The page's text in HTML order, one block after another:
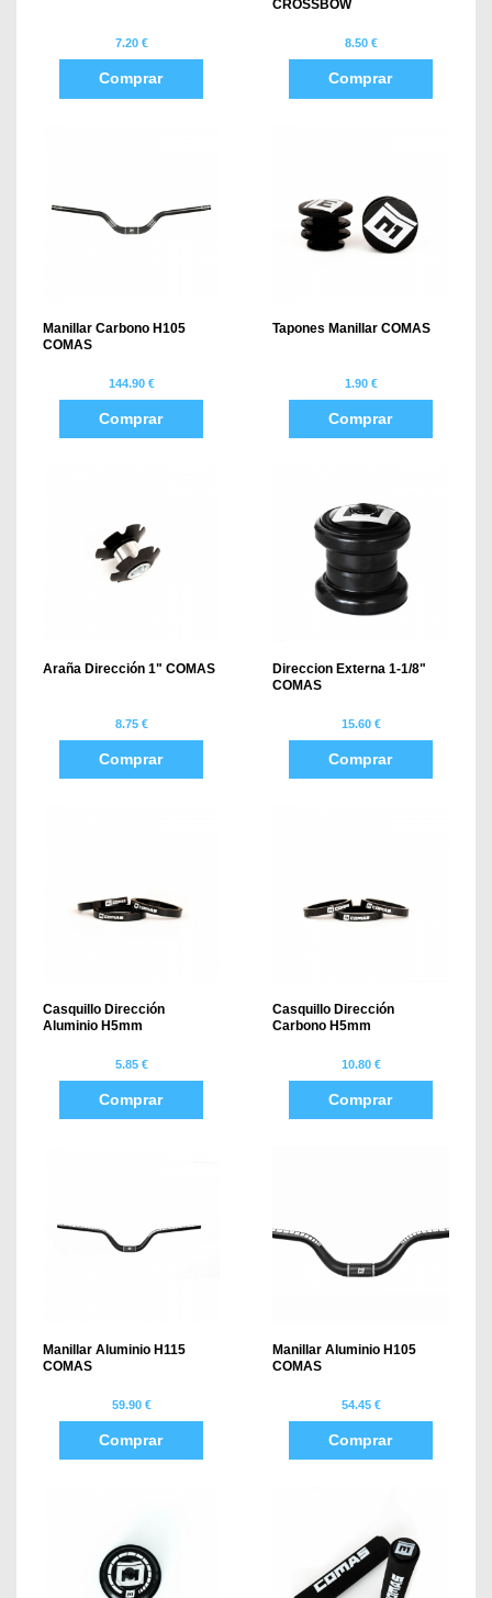
7.20 €
Comprar
CROSSBOW
8.50 €
Comprar
Manillar Carbono H105
COMAS
144.90 €
Comprar
Tapones Manillar COMAS
1.90 €
Comprar
Araña Dirección 1" COMAS
8.75 €
Comprar
Direccion Externa 1-1/8"
COMAS
15.60 €
Comprar
Casquillo Dirección
Aluminio H5mm
5.85 €
Comprar
Casquillo Dirección
Carbono H5mm
10.80 €
Comprar
Manillar Aluminio H115
COMAS
59.90 €
Comprar
Manillar Aluminio H105
COMAS
54.45 €
Comprar